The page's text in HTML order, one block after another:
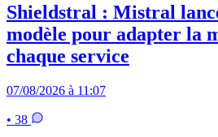
Shieldstral : Mistral
modèle pour adapter la
chaque service
07/08/2026 à 11:07
• 38